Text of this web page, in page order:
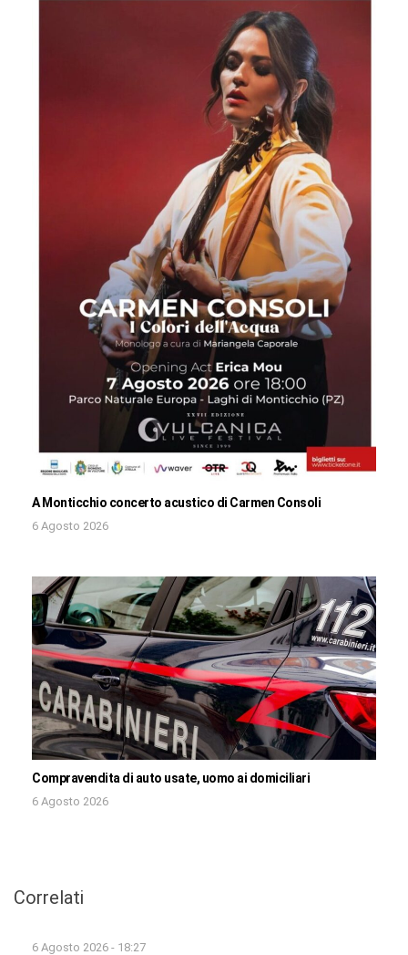
A Monticchio concerto acustico di Carmen Consoli
6 Agosto 2026
Compravendita di auto usate, uomo ai domiciliari
6 Agosto 2026
Correlati
6 Agosto 2026 - 18:27